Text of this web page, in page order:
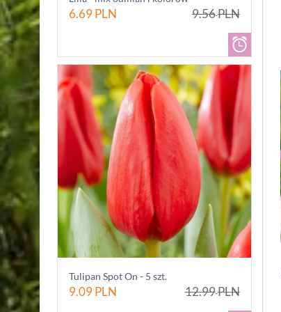
6.69PLN 9.56PLN
Tulipan Spot On - 5 szt.
9.09PLN 12.99PLN